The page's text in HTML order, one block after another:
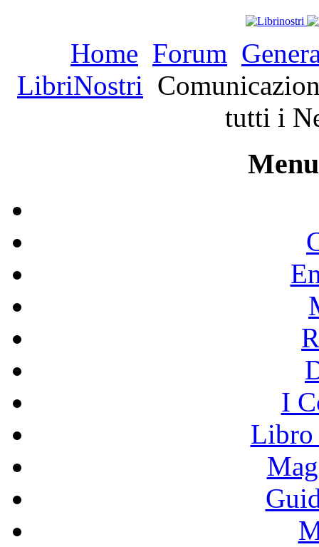
Home Forum
LibriNostri
tutti i
I
Libro